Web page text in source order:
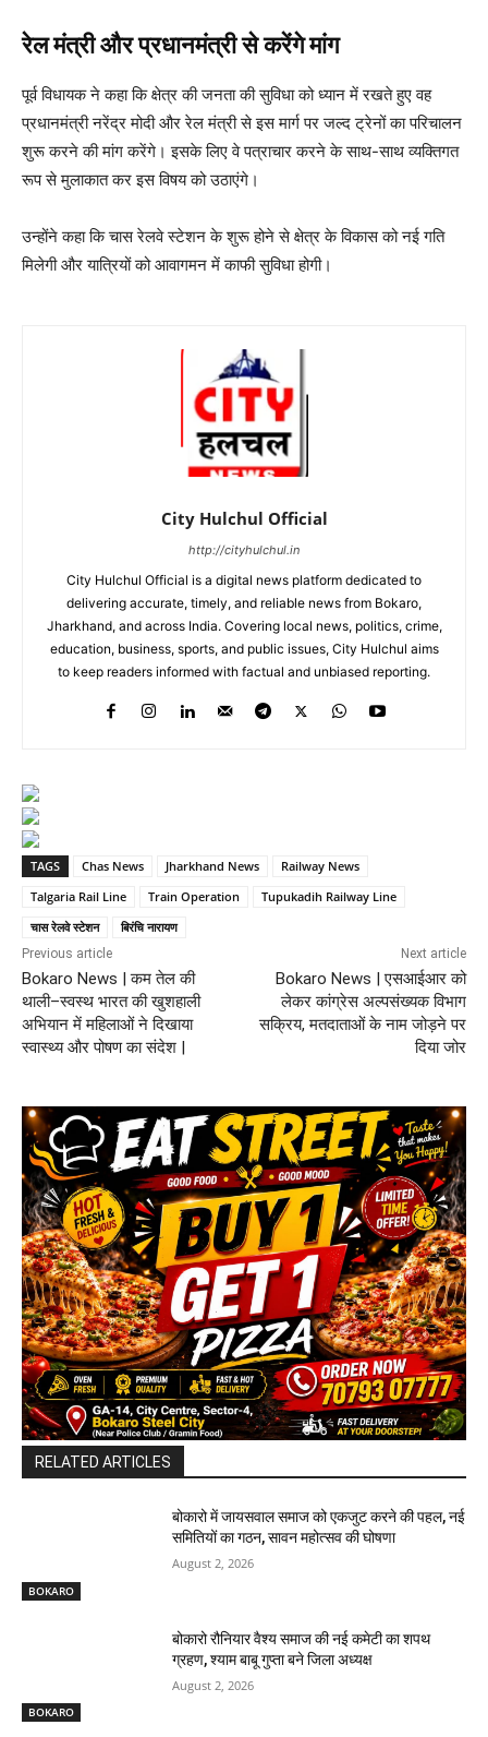
रेल मंत्री और प्रधानमंत्री से करेंगे मांग
पूर्व विधायक ने कहा कि क्षेत्र की जनता की सुविधा को ध्यान में रखते हुए वह
प्रधानमंत्री नरेंद्र मोदी और रेल मंत्री से इस मार्ग पर जल्द ट्रेनों का परिचालन
शुरू करने की मांग करेंगे। इसके लिए वे पत्राचार करने के साथ-साथ व्यक्तिगत
रूप से मुलाकात कर इस विषय को उठाएंगे।
उन्होंने कहा कि चास रेलवे स्टेशन के शुरू होने से क्षेत्र के विकास को नई गति
मिलेगी और यात्रियों को आवागमन में काफी सुविधा होगी।
City Hulchul Official
http://cityhulchul.in
City Hulchul Official is a digital news platform dedicated to
delivering accurate, timely, and reliable news from Bokaro,
Jharkhand, and across India. Covering local news, politics, crime,
education, business, sports, and public issues, City Hulchul aims
to keep readers informed with factual and unbiased reporting.
TAGS Chas News Jharkhand News
Railway News
Talgaria Rail Line
Train Operation
Tupukadih Railway Line
चास रेलवे स्टेशन
बिरंचि नारायण
Previous article
Bokaro News | कम तेल की
थाली–स्वस्थ भारत की खुशहाली
अभियान में महिलाओं ने दिखाया
स्वास्थ्य और पोषण का संदेश |
Next article
Bokaro News | एसआईआर को
लेकर कांग्रेस अल्पसंख्यक विभाग
सक्रिय, मतदाताओं के नाम जोड़ने पर
दिया जोर
RELATED ARTICLES
BOKARO
बोकारो में जायसवाल समाज को एकजुट करने की पहल, नई
समितियों का गठन, सावन महोत्सव की घोषणा
August 2, 2026
BOKARO
बोकारो रौनियार वैश्य समाज की नई कमेटी का शपथ
ग्रहण, श्याम बाबू गुप्ता बने जिला अध्यक्ष
August 2, 2026